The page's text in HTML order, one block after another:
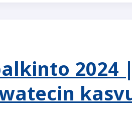
2024